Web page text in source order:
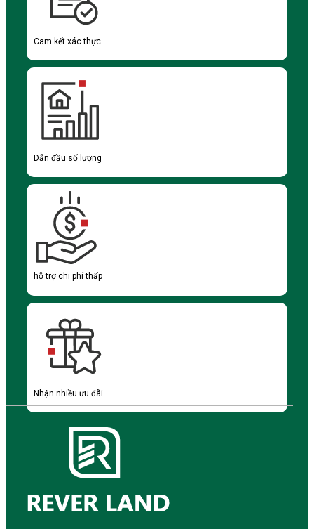
Cam kết xác thực
Dẫn đầu số lượng
hỗ trợ chi phí thấp
Nhận nhiều ưu đãi